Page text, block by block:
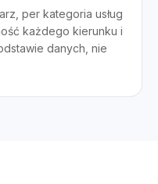
per kategoria usług
każdego kierunku i
danych, nie